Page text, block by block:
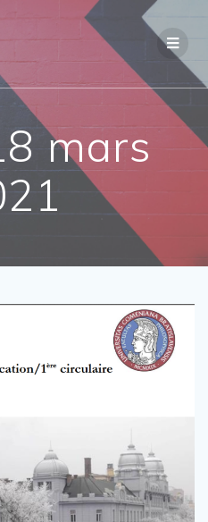
contenu
mars